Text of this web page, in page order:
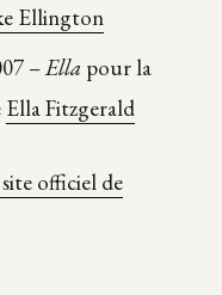
Ellington
–Ellapour la
Ella Fitzgerald
officiel de